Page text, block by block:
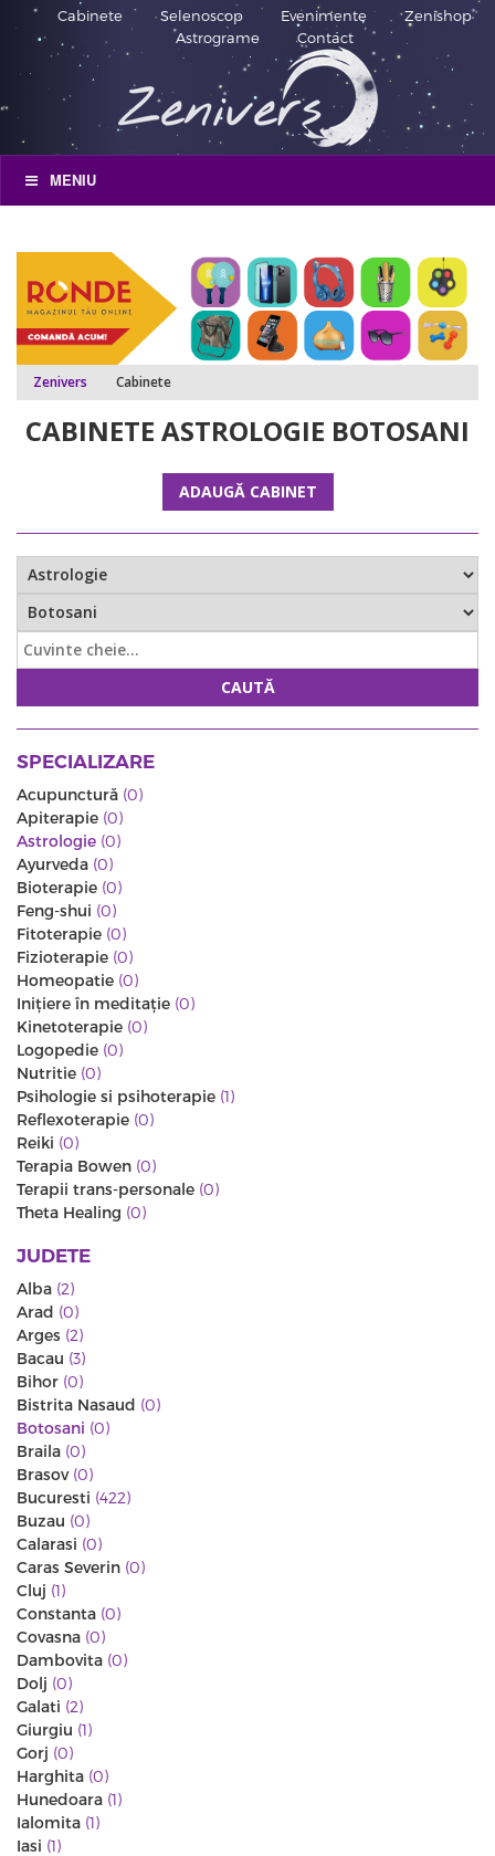
Cabinete Selenoscop Evenimente
Zenishop
Astrograme
Contact
MENIU
Zenivers Cabinete
CABINETE ASTROLOGIE BOTOSANI
ADAUGĂ CABINET
CAUTĂ
SPECIALIZARE
Acupunctură (0)
Apiterapie (0)
Astrologie (0)
Ayurveda (0)
Bioterapie (0)
Feng-shui (0)
Fitoterapie (0)
Fizioterapie (0)
Homeopatie (0)
Iniţiere în meditaţie (0)
Kinetoterapie (0)
Logopedie (0)
Nutritie (0)
Psihologie si psihoterapie (1)
Reflexoterapie (0)
Reiki (0)
Terapia Bowen (0)
Terapii trans-personale (0)
Theta Healing (0)
JUDETE
Alba (2)
Arad (0)
Arges (2)
Bacau (3)
Bihor (0)
Bistrita Nasaud (0)
Botosani (0)
Braila (0)
Brasov (0)
Bucuresti (422)
Buzau (0)
Calarasi (0)
Caras Severin (0)
Cluj (1)
Constanta (0)
Covasna (0)
Dambovita (0)
Dolj (0)
Galati (2)
Giurgiu (1)
Gorj (0)
Harghita (0)
Hunedoara (1)
Ialomita (1)
Iasi (1)